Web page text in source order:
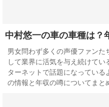
中村悠一の車の車種は？
男女問わず多くの声優ファンた
して業界に活気を与え続けて
ターネットで話題になってい
の情報と年収の噂についてまと